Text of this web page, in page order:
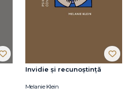
Invidie și recunoștință
Melanie Klein